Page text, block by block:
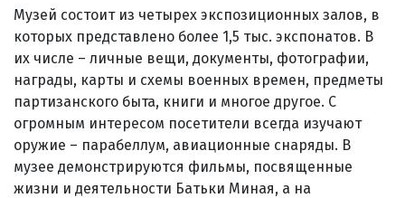
Музей состоит из четырех экспозиционных залов, в
которых представлено более 1,5 тыс. экспонатов. В
их числе – личные вещи, документы, фотографии,
награды, карты и схемы военных времен, предметы
партизанского быта, книги и многое другое. С
огромным интересом посетители всегда изучают
оружие – парабеллум, авиационные снаряды. В
музее демонстрируются фильмы, посвященные
жизни и деятельности Батьки Миная, а на